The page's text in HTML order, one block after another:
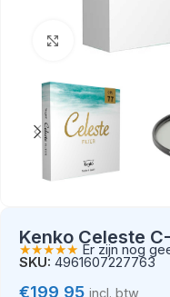
Klik om te
Kenko Celeste
★★★★★ Er zijn nog
SKU: 4961607227763
€199,95 incl. btw